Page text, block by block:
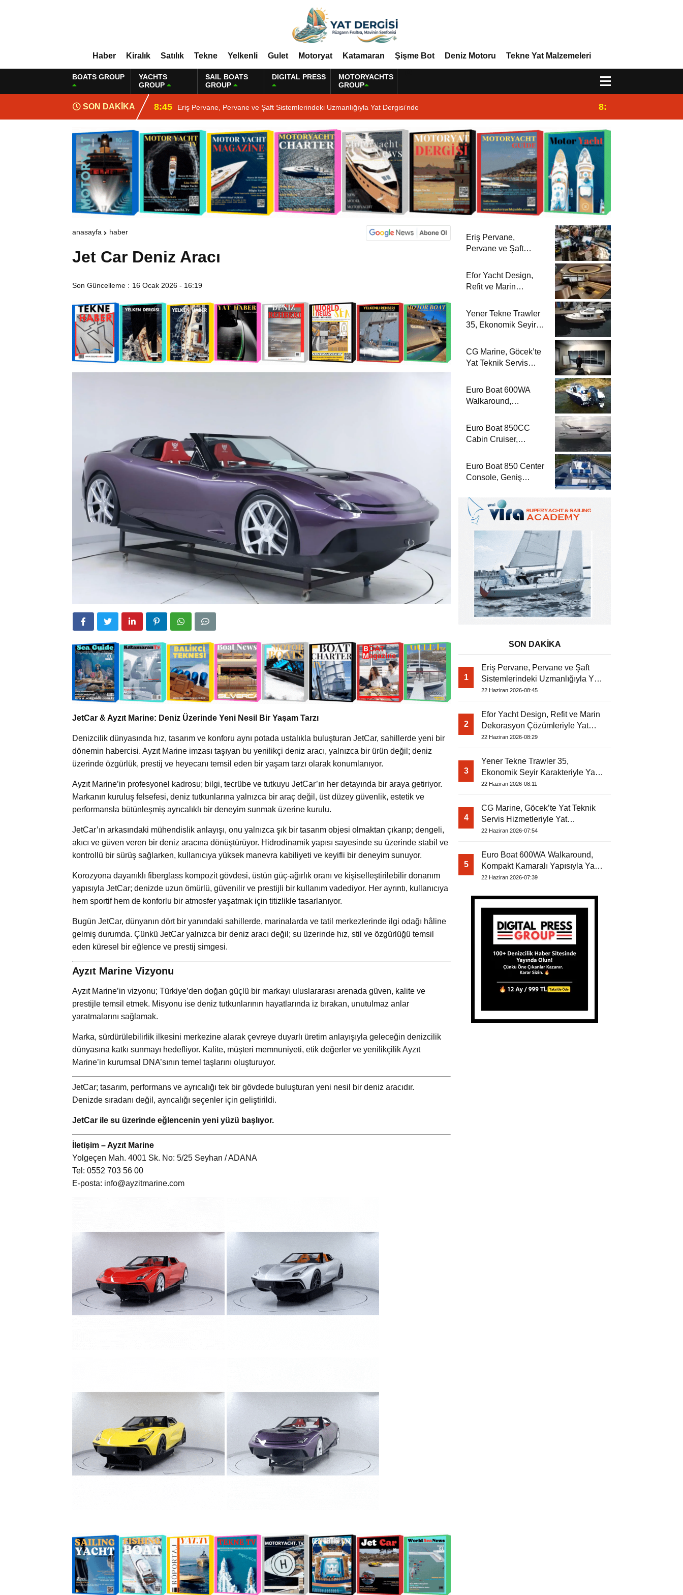
Haber Kiralık Satılık Tekne Yelkenli Gulet Motoryat Katamaran Şişme Bot Deniz Motoru Tekne Yat Malzemeleri
BOATS GROUP
YACHTS
GROUP
SAIL BOATS
GROUP
DIGITAL PRESS
MOTORYACHTS
GROUP
SON DAKİKA 8:45 Eriş Pervane, Pervane ve Şaft Sistemlerindeki Uzmanlığıyla Yat Dergisi’nde 8:29
anasayfa haber
Jet Car Deniz Aracı
Son Güncelleme : 16 Ocak 2026 - 16:19
JetCar & Ayzıt Marine: Deniz Üzerinde Yeni Nesil Bir Yaşam Tarzı
Denizcilik dünyasında hız, tasarım ve konforu aynı potada ustalıkla buluşturan JetCar, sahillerde yeni bir
dönemin habercisi. Ayzıt Marine imzası taşıyan bu yenilikçi deniz aracı, yalnızca bir ürün değil; deniz
üzerinde özgürlük, prestij ve heyecanı temsil eden bir yaşam tarzı olarak konumlanıyor.
Ayzıt Marine’in profesyonel kadrosu; bilgi, tecrübe ve tutkuyu JetCar’ın her detayında bir araya getiriyor.
Markanın kuruluş felsefesi, deniz tutkunlarına yalnızca bir araç değil, üst düzey güvenlik, estetik ve
performansla bütünleşmiş ayrıcalıklı bir deneyim sunmak üzerine kurulu.
JetCar’ın arkasındaki mühendislik anlayışı, onu yalnızca şık bir tasarım objesi olmaktan çıkarıp; dengeli,
akıcı ve güven veren bir deniz aracına dönüştürüyor. Hidrodinamik yapısı sayesinde su üzerinde stabil ve
kontrollü bir sürüş sağlarken, kullanıcıya yüksek manevra kabiliyeti ve keyifli bir deneyim sunuyor.
Korozyona dayanıklı fiberglass kompozit gövdesi, üstün güç-ağırlık oranı ve kişiselleştirilebilir donanım
yapısıyla JetCar; denizde uzun ömürlü, güvenilir ve prestijli bir kullanım vadediyor. Her ayrıntı, kullanıcıya
hem sportif hem de konforlu bir atmosfer yaşatmak için titizlikle tasarlanıyor.
Bugün JetCar, dünyanın dört bir yanındaki sahillerde, marinalarda ve tatil merkezlerinde ilgi odağı hâline
gelmiş durumda. Çünkü JetCar yalnızca bir deniz aracı değil; su üzerinde hız, stil ve özgürlüğü temsil
eden küresel bir eğlence ve prestij simgesi.
Ayzıt Marine Vizyonu
Ayzıt Marine’in vizyonu; Türkiye’den doğan güçlü bir markayı uluslararası arenada güven, kalite ve
prestijle temsil etmek. Misyonu ise deniz tutkunlarının hayatlarında iz bırakan, unutulmaz anlar
yaratmalarını sağlamak.
Marka, sürdürülebilirlik ilkesini merkezine alarak çevreye duyarlı üretim anlayışıyla geleceğin denizcilik
dünyasına katkı sunmayı hedefliyor. Kalite, müşteri memnuniyeti, etik değerler ve yenilikçilik Ayzıt
Marine’in kurumsal DNA’sının temel taşlarını oluşturuyor.
JetCar; tasarım, performans ve ayrıcalığı tek bir gövdede buluşturan yeni nesil bir deniz aracıdır.
Denizde sıradanı değil, ayrıcalığı seçenler için geliştirildi.
JetCar ile su üzerinde eğlencenin yeni yüzü başlıyor.
İletişim – Ayzıt Marine
Yolgeçen Mah. 4001 Sk. No: 5/25 Seyhan / ADANA
Tel: 0552 703 56 00
E-posta: info@ayzitmarine.com
Eriş Pervane,
Pervane ve Şaft
Uzmanlığıyla Yat
Dergisi’nde
Efor Yacht Design,
Refit ve Marin
Çözümleriyle Yat
Dergisi’nde
Yener Tekne Trawler
35, Ekonomik Seyir
Dergisi’nde
CG Marine, Göcek’te
Yat Teknik Servis
Dergisi’nde
Euro Boat 600WA
Walkaround,
Yapısıyla Yat
Dergisi’nde
Euro Boat 850CC
Cabin Cruiser,
Düzeniyle Yat
Dergisi’nde
Euro Boat 850 Center
Console, Geniş
Yat Dergisi’nde
SON DAKİKA
1
Eriş Pervane, Pervane ve Şaft
Sistemlerindeki Uzmanlığıyla Yat
Dergisi’nde
22 Haziran 2026-08:45
2
Efor Yacht Design, Refit ve Marin
Dekorasyon Çözümleriyle Yat
Dergisi’nde
22 Haziran 2026-08:29
3
Yener Tekne Trawler 35,
Ekonomik Seyir Karakteriyle Yat
Dergisi’nde
22 Haziran 2026-08:11
4
CG Marine, Göcek’te Yat Teknik
Servis Hizmetleriyle Yat
Dergisi’nde
22 Haziran 2026-07:54
5
Euro Boat 600WA Walkaround,
Kompakt Kamaralı Yapısıyla Yat
Dergisi’nde
22 Haziran 2026-07:39